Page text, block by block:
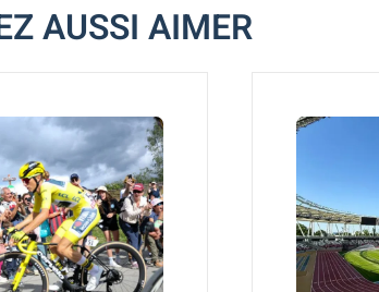
AUSSI AIMER